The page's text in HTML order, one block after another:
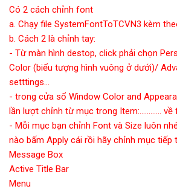
Có 2 cách chỉnh font
a. Chạy file SystemFontToTCVN3 kèm
b. Cách 2 là chỉnh tay:
- Từ màn hình destop, click phải chọn
Color (biểu tượng hình vuông ở dưới)/
setttings...
- trong cửa sổ Window Color and
lần lượt chỉnh từ mục trong Item:............
- Mỗi mục bạn chỉnh Font và Size luôn
nào bấm Apply cái rồi hãy chỉnh mục tiếp
Message Box
Active Title Bar
Menu